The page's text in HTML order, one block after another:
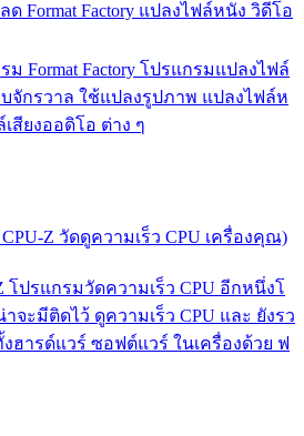
ลด Format Factory แปลงไฟล์หนัง วิดีโอ
Format Factory โปรแกรมแปลงไฟล์
จักรวาล ใช้แปลงรูปภาพ แปลงไฟล์ห
สียงออดิโอ ต่าง ๆ
Z วัดดูความเร็ว CPU เครื่องคุณ)
โปรแกรมวัดความเร็ว CPU อีกหนึ่งโ
ะมีติดไว้ ดูความเร็ว CPU และ ยังรว
ฮารด์แวร์ ซอฟต์แวร์ ในเครื่องด้วย ฟ